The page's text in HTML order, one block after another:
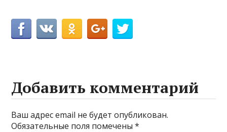
Добавить комментарий
Ваш адрес email не будет опубликован.
Обязательные поля помечены*